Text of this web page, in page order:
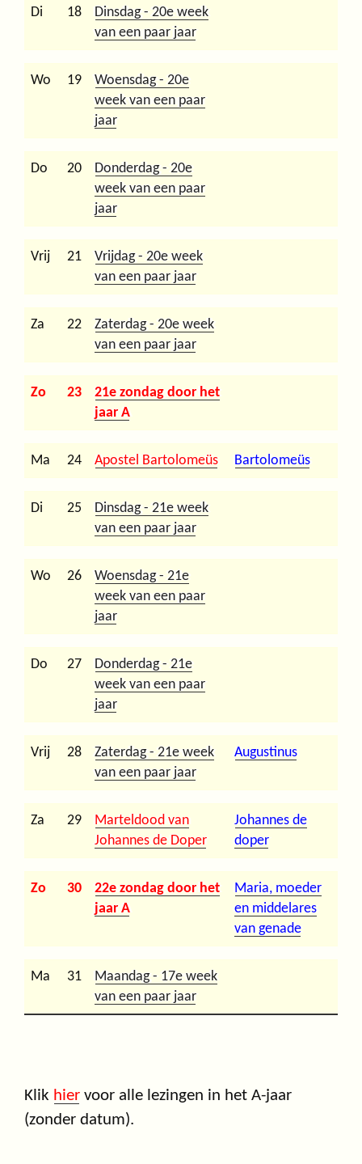
Di 18
Dinsdag - 20e week
van een paar jaar
Wo 19
Woensdag - 20e
week van een paar
jaar
Do 20
Donderdag - 20e
week van een paar
jaar
Vrij 21
Vrijdag - 20e week
van een paar jaar
Za 22
Zaterdag - 20e week
van een paar jaar
Zo 23
21e zondag door het
jaar A
Ma 24 Apostel Bartolomeüs Bartolomeüs
Di 25
Dinsdag - 21e week
van een paar jaar
Wo 26
Woensdag - 21e
week van een paar
jaar
Do 27
Donderdag - 21e
week van een paar
jaar
Vrij 28
Zaterdag - 21e week
van een paar jaar
Augustinus
Za 29
Marteldood van
Johannes de Doper
Johannes de
doper
Zo 30
22e zondag door het
jaar A
Maria, moeder
en middelares
van genade
Ma 31
Maandag - 17e week
van een paar jaar
Klik hier voor alle lezingen in het A-jaar
(zonder datum).